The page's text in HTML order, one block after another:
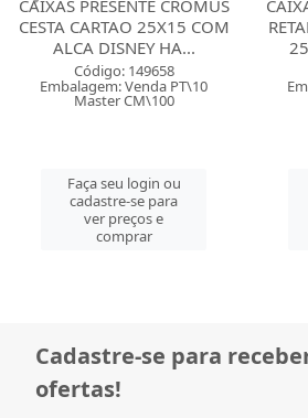
CAIXAS PRESENTE CROMUS
RETANGULAR COM TAMPA
25X20X5 MEDIO DI...
Código: 161825
Embalagem: Venda PT\10
Master PT\10
Faça seu login ou
cadastre-se para
ver preços e
comprar
Cadastre-se para
ofertas!